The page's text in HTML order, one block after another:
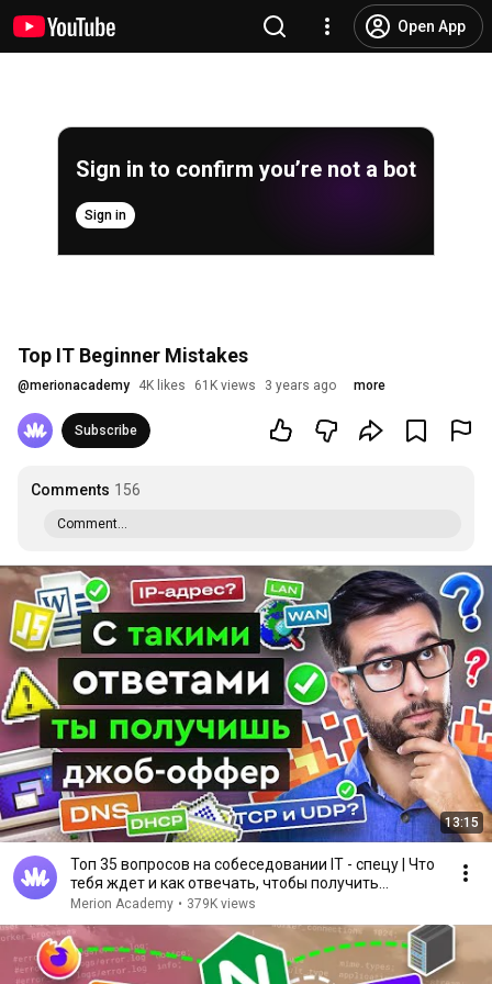
Open App
Sign in to confirm you’re not a bot
Sign in
Top IT Beginner Mistakes
@merionacademy 4K likes 61K views 3 years ago more
Subscribe
Comments 156
Comment...
13:15
Топ 35 вопросов на собеседовании IT - спецу | Что
тебя ждет и как отвечать, чтобы получить
оффер?
Merion Academy • 379K views